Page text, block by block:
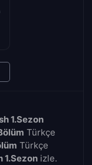
1.Sezon
Türkçe
Türkçe
1.Sezon izle.